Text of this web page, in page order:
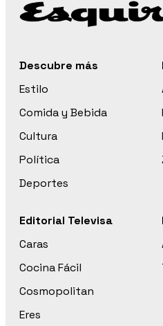
Descubre más
Estilo
Comida y Bebida
Cultura
Política
Deportes
Editorial Televisa
Caras
Cocina Fácil
Cosmopolitan
Eres